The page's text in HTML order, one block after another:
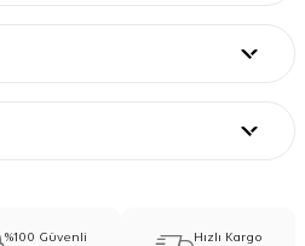
%100 Güvenli
Hızlı Kargo